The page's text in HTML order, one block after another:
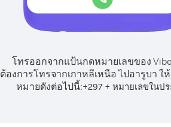
โทรออกจากแป้นกดหมายเลขของ
ต้องการโทรจากเกาหลีเหนือ ไปอารูบา ให้
หมายดังต่อไปนี้:+297 + หมายเลขในป